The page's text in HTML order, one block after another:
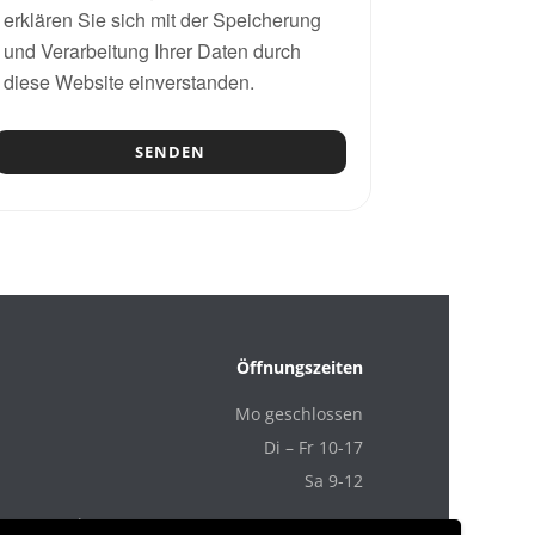
erklären Sie sich mit der Speicherung
und Verarbeitung Ihrer Daten durch
diese Website einverstanden.
Öffnungszeiten
Mo geschlossen
Di – Fr 10-17
Sa 9-12
Kontakt